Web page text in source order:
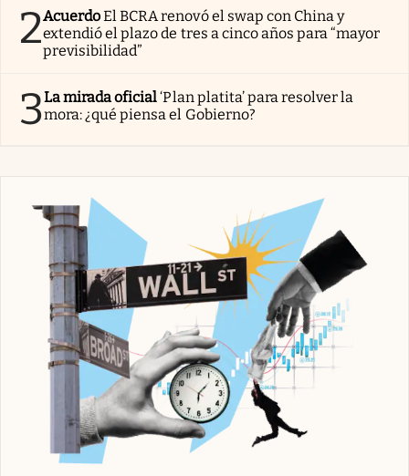
2AcuerdoEl BCRA renovó el swap con China y
extendió el plazo de tres a cinco años para “mayor
previsibilidad”
3La mirada oficial‘Plan platita’ para resolver la
mora: ¿qué piensa el Gobierno?